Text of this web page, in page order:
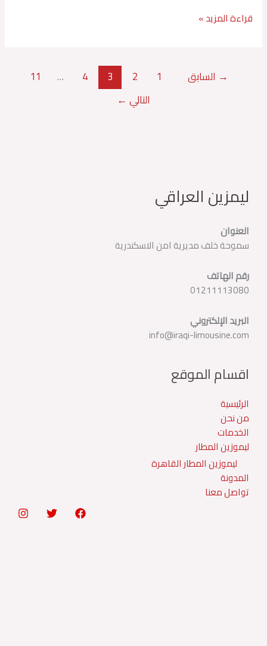
قراءة المزيد »
→ السابق 1
2
3
4
…
11
التالي ←
ليمزين العراقي
العنوان
سموحة خلف مديرية امن الاسكندرية
رقم الهاتف
01211113080
البريد الإلكتروني
info@iraqi-limousine.com
اقسام الموقع
الرئيسية
من نحن
الخدمات
ليموزين المطار
ليموزين المطار القاهرة
المدونة
تواصل معنا